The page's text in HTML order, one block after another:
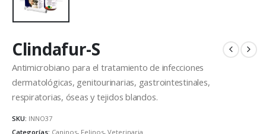
Clindafur-S
Antimicrobiano para el tratamiento de infecciones
dermatológicas, genitourinarias, gastrointestinales,
respiratorias, óseas y tejidos blandos.
SKU: INNO37
Categorías: Caninos, Felinos, Veterinaria